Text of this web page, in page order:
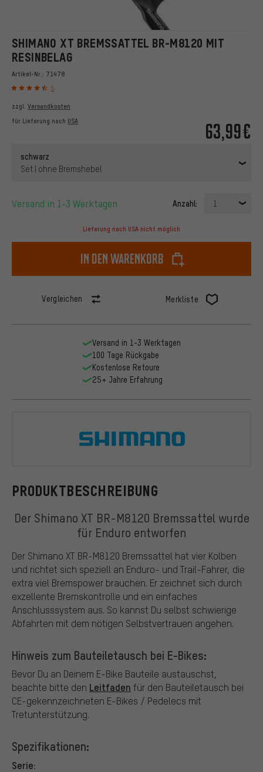
SHIMANO XT BREMSSATTEL BR-M8120 MIT
RESINBELAG
Artikel-Nr.: 71478
5
63,99€
zzgl. Versandkosten
für Lieferung nach USA
schwarz
Set | ohne Bremshebel
Versand in 1-3 Werktagen Anzahl: 1
Lieferung nach USA nicht möglich
In den Warenkorb
Vergleichen Merkliste
PRODUKTBESCHREIBUNG
Der Shimano XT BR-M8120 Bremssattel wurde
für Enduro entworfen
Der Shimano XT BR-M8120 Bremssattel hat vier Kolben
und richtet sich speziell an Enduro- und Trail-Fahrer, die
extra viel Bremspower brauchen. Er zeichnet sich durch
exzellente Bremskontrolle und ein einfaches
Anschlusssystem aus. So kannst Du selbst schwierige
Abfahrten mit dem nötigen Selbstvertrauen angehen.
Hinweis zum Bauteiletausch bei E-Bikes:
Bevor Du an Deinem E-Bike Bauteile austauschst,
beachte bitte den Leitfaden für den Bauteiletausch bei
CE-gekennzeichneten E-Bikes / Pedelecs mit
Tretunterstützung.
Spezifikationen:
Serie:
Versand in 1-3 Werktagen
100 Tage Rückgabe
Kostenlose Retoure
25+ Jahre Erfahrung
Shimano